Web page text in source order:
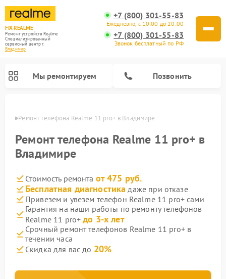
FIX-REALME
Ремонт устройств Realme
Специализированный
cервисный центр г.
Владимир
+7 (800) 301-55-83
Ежедневно, с 10:00 до 20:00
+7 (800) 301-55-83
Звонок бесплатный по РФ
Мы ремонтируем Позвонить
Ремонт телефона Realme 11 pro+ в Владимире
Ремонт телефона Realme 11 pro+ в
Владимире
Стоимость ремонта от 475 руб.
Бесплатная диагностика даже при отказе
Привезем и увезем телефон Realme 11 pro+ сами
Гарантия на наши работы по ремонту телефонов
Realme 11 pro+до 3-х лет
Срочный ремонт телефонов Realme 11 pro+ в
течении часа
Скидка для вас до 20%